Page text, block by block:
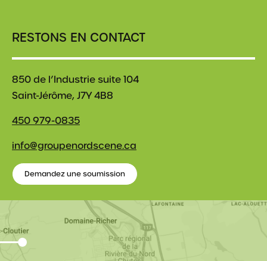
RESTONS EN CONTACT
850 de l’Industrie suite 104
Saint-Jérôme, J7Y 4B8
450 979-0835
info@groupenordscene.ca
Demandez une soumission